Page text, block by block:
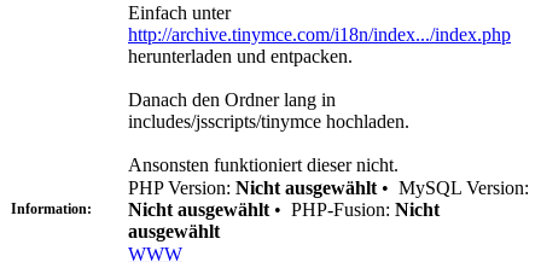
Einfach unter
http://archive.tinymce.com/i18n/index.../index.php
herunterladen und entpacken.
Danach den Ordner lang in
includes/jsscripts/tinymce hochladen.
Ansonsten funktioniert dieser nicht.
Information:
PHP Version: Nicht ausgewählt • MySQL Version:
Nicht ausgewählt • PHP-Fusion: Nicht
ausgewählt
WWW